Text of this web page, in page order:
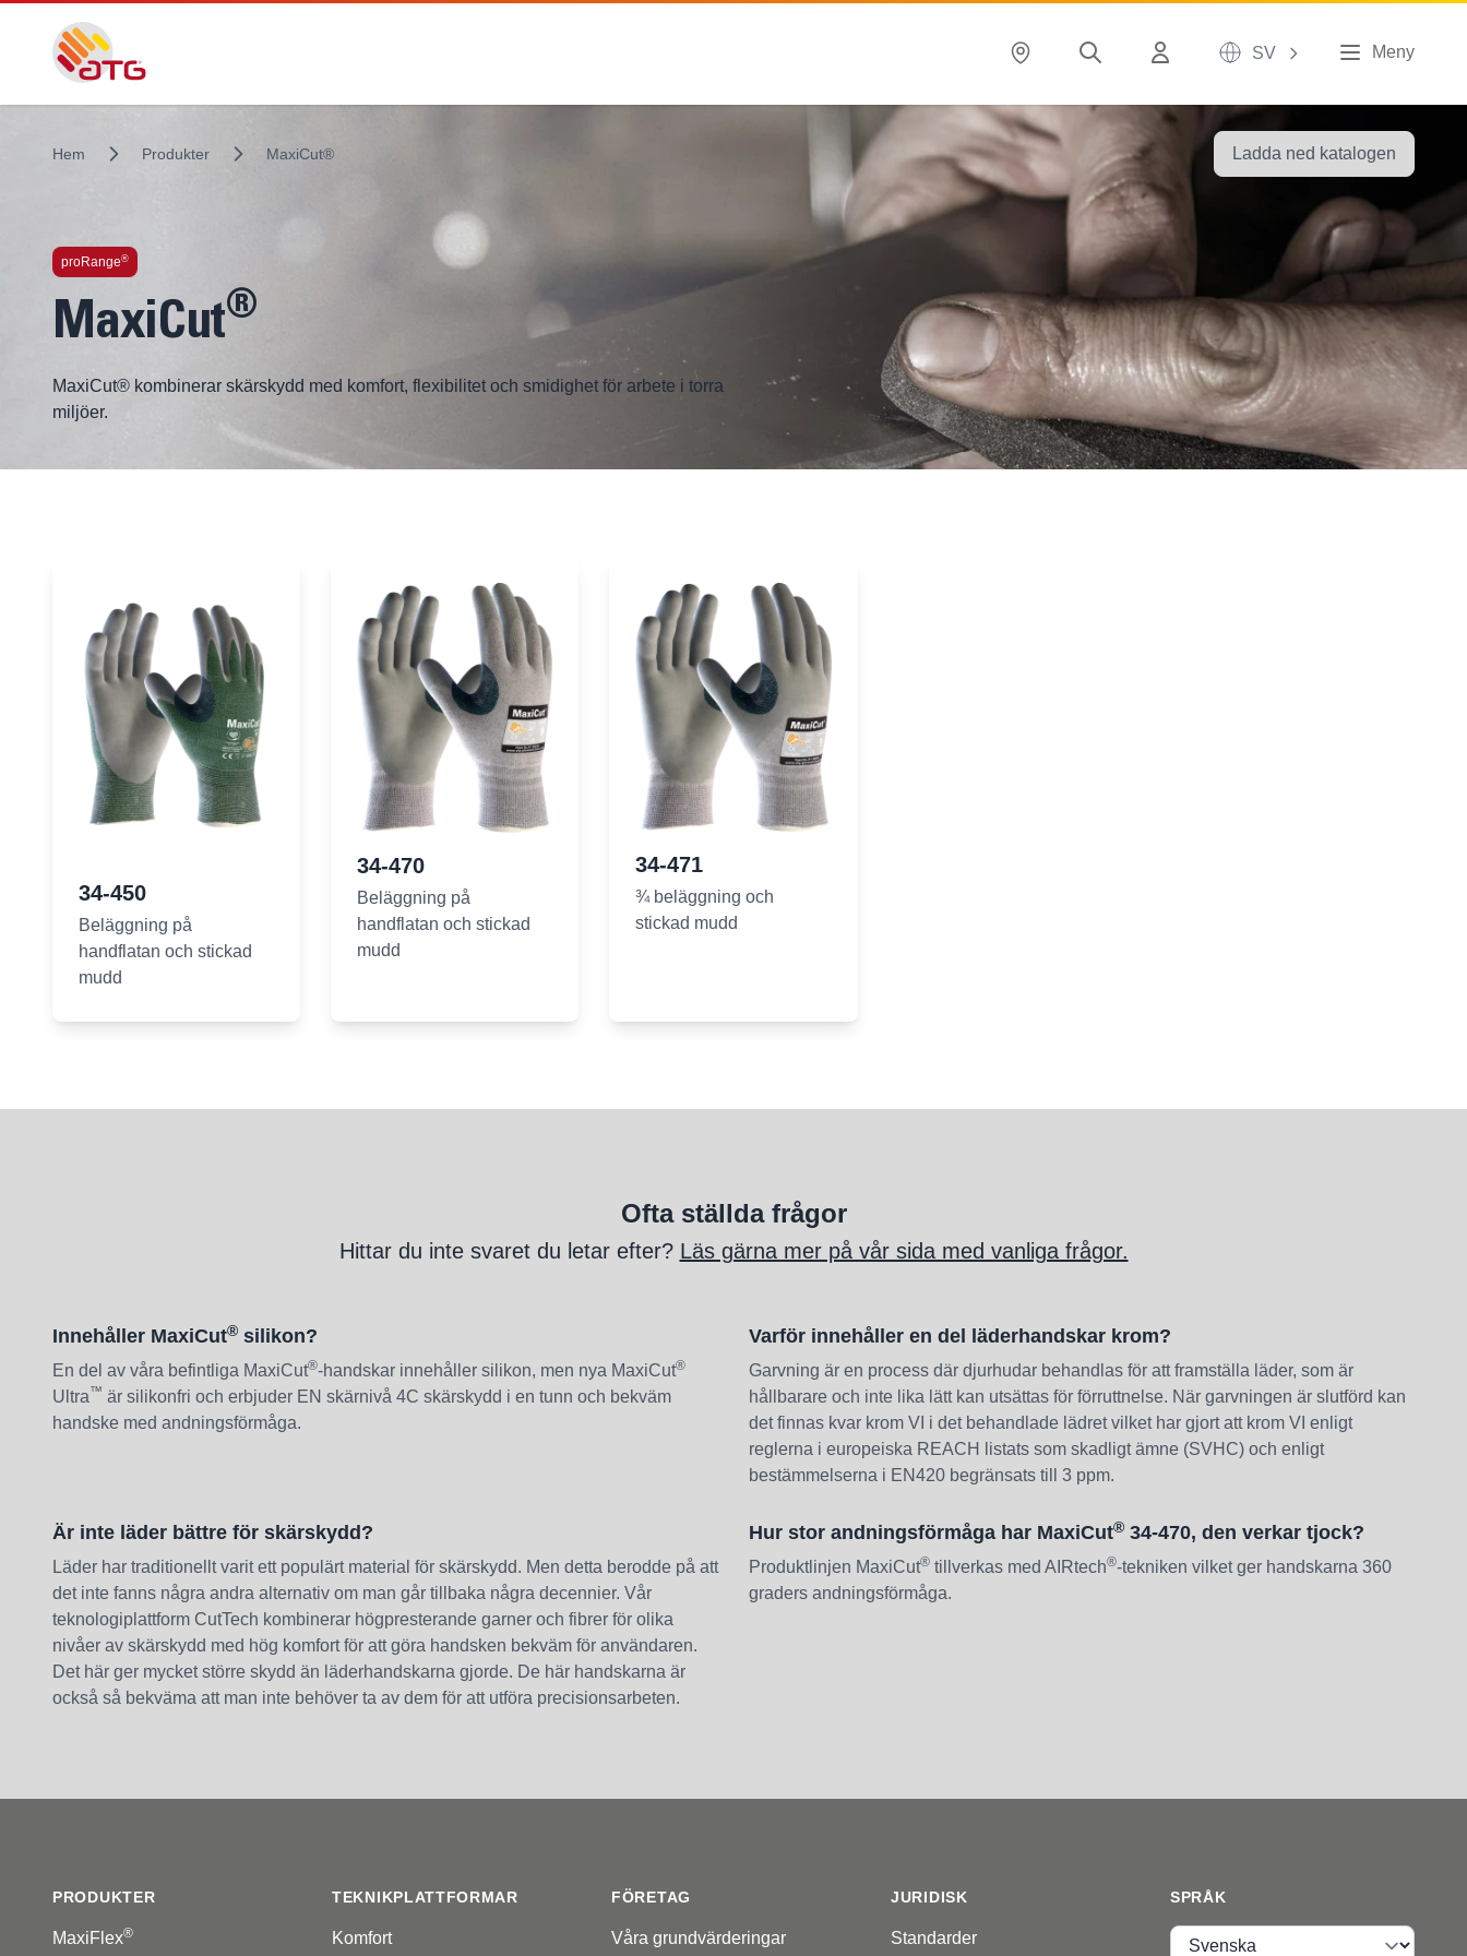
SV Meny
Hem Produkter MaxiCut® Ladda ned katalogen
proRange®
MaxiCut®
MaxiCut® kombinerar skärskydd med komfort, flexibilitet och smidighet för arbete i torra
miljöer.
34-450
Beläggning på
handflatan och stickad
mudd
34-470
Beläggning på
handflatan och stickad
mudd
34-471
¾ beläggning och
stickad mudd
Ofta ställda frågor
Hittar du inte svaret du letar efter? Läs gärna mer på vår sida med vanliga frågor.
Innehåller MaxiCut® silikon?
En del av våra befintliga MaxiCut®-handskar innehåller silikon, men nya MaxiCut®
Ultra™ är silikonfri och erbjuder EN skärnivå 4C skärskydd i en tunn och bekväm
handske med andningsförmåga.
Varför innehåller en del läderhandskar krom?
Garvning är en process där djurhudar behandlas för att framställa läder, som är
hållbarare och inte lika lätt kan utsättas för förruttnelse. När garvningen är slutförd kan
det finnas kvar krom VI i det behandlade lädret vilket har gjort att krom VI enligt
reglerna i europeiska REACH listats som skadligt ämne (SVHC) och enligt
bestämmelserna i EN420 begränsats till 3 ppm.
Är inte läder bättre för skärskydd?
Läder har traditionellt varit ett populärt material för skärskydd. Men detta berodde på att
det inte fanns några andra alternativ om man går tillbaka några decennier. Vår
teknologiplattform CutTech kombinerar högpresterande garner och fibrer för olika
nivåer av skärskydd med hög komfort för att göra handsken bekväm för användaren.
Det här ger mycket större skydd än läderhandskarna gjorde. De här handskarna är
också så bekväma att man inte behöver ta av dem för att utföra precisionsarbeten.
Hur stor andningsförmåga har MaxiCut® 34-470, den verkar tjock?
Produktlinjen MaxiCut® tillverkas med AIRtech®-tekniken vilket ger handskarna 360
graders andningsförmåga.
PRODUKTER
MaxiFlex®
TEKNIKPLATTFORMAR
Komfort
FÖRETAG
Våra grundvärderingar
JURIDISK
Standarder
SPRÅK
Språk